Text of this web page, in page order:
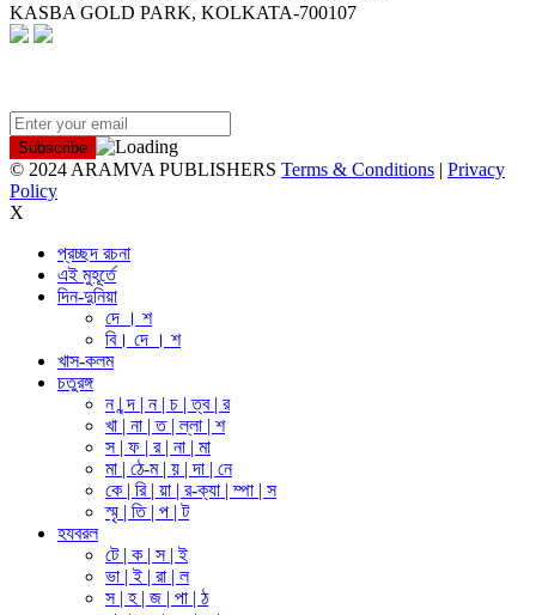
KASBA GOLD PARK, KOLKATA-700107
© 2024 ARAMVA PUBLISHERS Terms & Conditions | Privacy
Policy
X
প্রচ্ছদ রচনা
এই মুহূর্তে
দিন-দুনিয়া
দে । শ
বি। দে । শ
খাস-কলম
চতুরঙ্গ
ন | ন্দ | ন | চ | ত্ব | র
খা | না | ত | ল্লা | শ
স | ফ | র | না | মা
মা | ঠে-ম | য় | দা | নে
কে | রি | য়া | র-ক্যা | ম্পা | স
স্মৃ | তি | প | ট
হযবরল
টে | ক | স | ই
ভা | ই | রা | ল
স | হ | জ | পা | ঠ